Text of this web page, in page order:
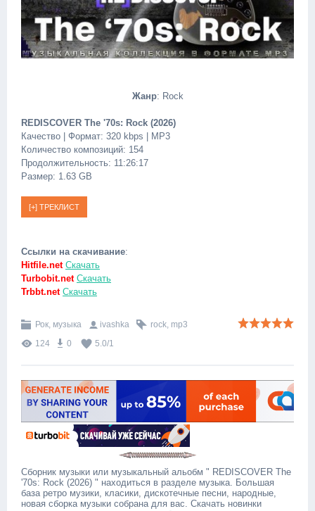
Жанр: Rock
REDISCOVER The '70s: Rock (2026)
Качество | Формат: 320 kbps | MP3
Количество композиций: 154
Продолжительность: 11:26:17
Размер: 1.63 GB
Ссылки на скачивание:
Hitfile.net Скачать
Turbobit.net Скачать
Trbbt.net Скачать
Рок, музыка ivashka rock, mp3
124
0 5.0/1
Сборник музыки или музыкальный альобм " REDISCOVER The
'70s: Rock (2026) " находиться в разделе музыка. Большая
база ретро музики, класики, дискотечные песни, народные,
новая сборка музыки собрана для вас. Скачать новинки